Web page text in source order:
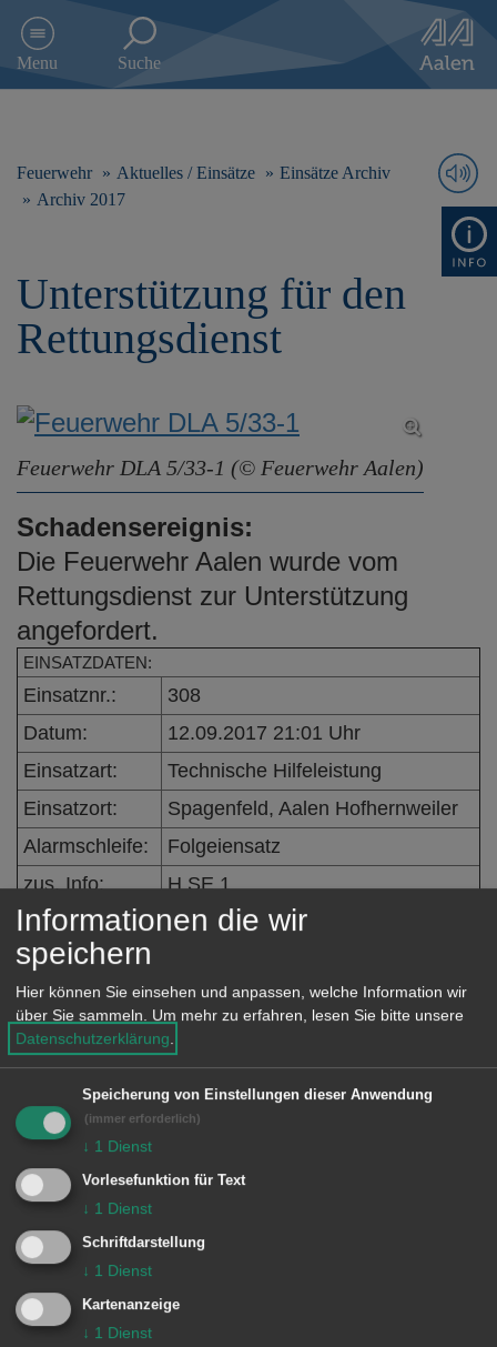
e
g
Menu Suche
Feuerwehr Aktuelles / Einsätze
Einsätze Archiv
Archiv 2017
Unterstützung für den
Rettungsdienst
Feuerwehr DLA 5/33-1 (© Feuerwehr Aalen)
Schadensereignis:
Die Feuerwehr Aalen wurde vom
Rettungsdienst zur Unterstützung
angefordert.
EINSATZDATEN:
Einsatznr.:
308
Datum:
12.09.2017 21:01 Uhr
Einsatzart:
Technische Hilfeleistung
Einsatzort:
Spagenfeld, Aalen Hofhernweiler
Alarmschleife:
Folgeiensatz
zus. Info:
H SE 1
Eingeleitete Maßnahmen /
Einsatzverlauf:
Der Patient wurde mit Hilfe der
Drehleiter gerettet.
Besondere Vorkommnisse:
Einheiten Feuerwehr Aalen:
Zugführer vom Dienst
1 Aalen
Informationen die wir
speichern
Hier können Sie einsehen und anpassen, welche Information wir
über Sie sammeln. Um mehr zu erfahren, lesen Sie bitte unsere
Datenschutzerklärung.
Speicherung von Einstellungen dieser Anwendung
(immer erforderlich)
↓ 1 Dienst
Vorlesefunktion für Text
↓ 1 Dienst
Schriftdarstellung
↓ 1 Dienst
Kartenanzeige
↓ 1 Dienst